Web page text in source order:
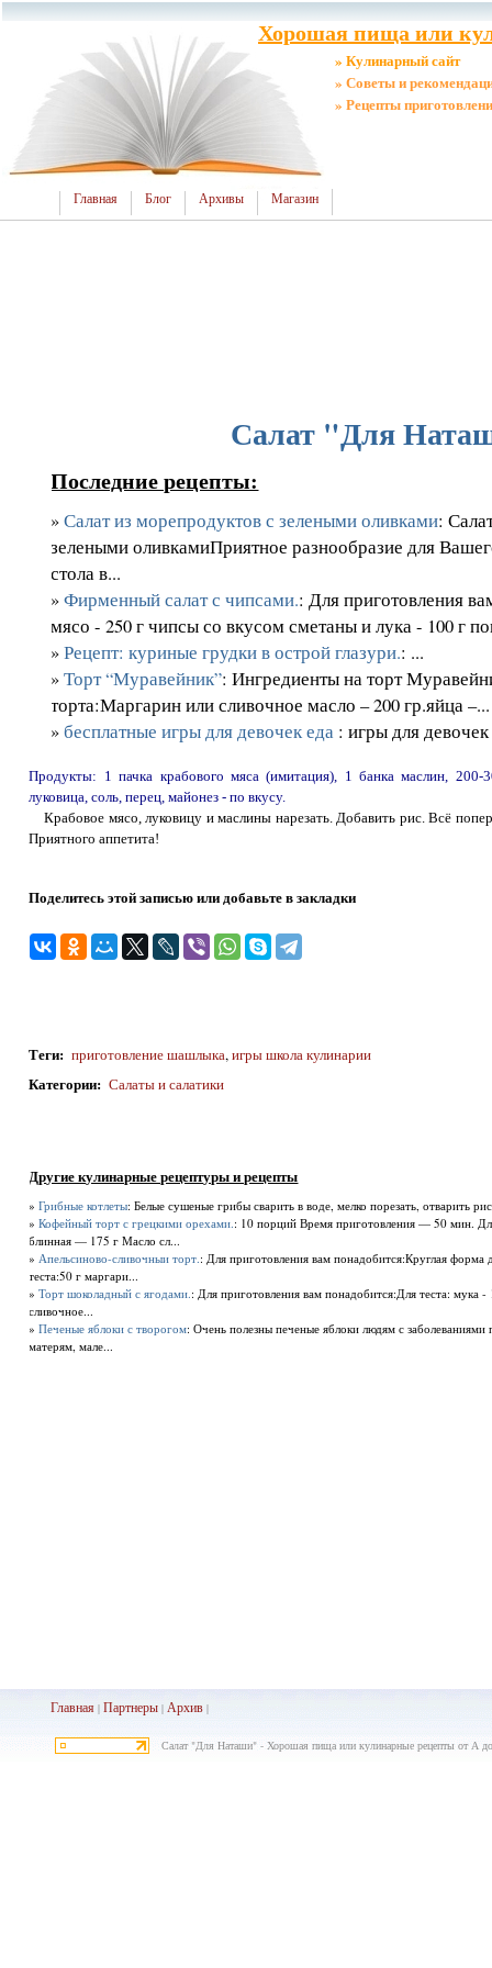
Хорошая пища или
» Кулинарный сайт
» Советы и
» Рецепты
Главная Блог Архивы Магазин
Салат "Для
Последние рецепты:
»Салат из морепродуктов с зелеными оливками:
зелеными оливкамиПриятное разнообразие для
стола в...
»Фирменный салат с чипсами.: Для приготовления
мясо - 250 г чипсы со вкусом сметаны и лука - 100 г
»Рецепт: куриные грудки в острой глазури.: ...
»Торт “Муравейник”: Ингредиенты на торт
торта:Маргарин или сливочное масло – 200 гр.яйца –...
»бесплатные игры для девочек еда : игры для
Продукты: 1 пачка крабового мяса (имитация), 1 банка маслин, 200-
луковица, соль, перец, майонез - по вкусу.
Крабовое мясо, луковицу и маслины нарезать. Добавить рис. Всё
Приятного аппетита!
Поделитесь этой записью или добавьте в закладки
Теги: приготовление шашлыка,игры школа кулинарии
Категории: Салаты и салатики
Другие кулинарные рецептуры и рецепты
»Грибные котлеты: Белые сушеные грибы сварить в воде, мелко порезать, отварить
»Кофейный торт с грецкими орехами. : 10 порций Время приготовления — 50 мин.
блинная — 175 г Масло сл...
» Апельсиново-сливочныи торт. : Для приготовления вам понадобится:Круглая
теста:50 г маргари...
»Торт шоколадный с ягодами. : Для приготовления вам понадобится:Для теста: мука
сливочное...
»Печеные яблоки с творогом: Очень полезны печеные яблоки людям с
матерям, мале...
Главная |Партнеры |Архив |
Салат "Для Наташи" - Хорошая пища или кулинарные рецепты от А